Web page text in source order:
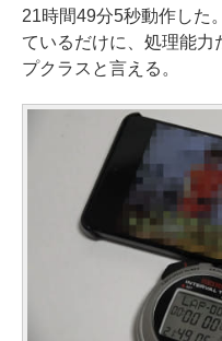
21時間49分5秒動作した
ているだけに、処理能力
プクラスと言える。